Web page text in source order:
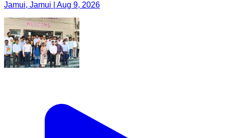
Jamui, Jamui | Aug 9, 2026